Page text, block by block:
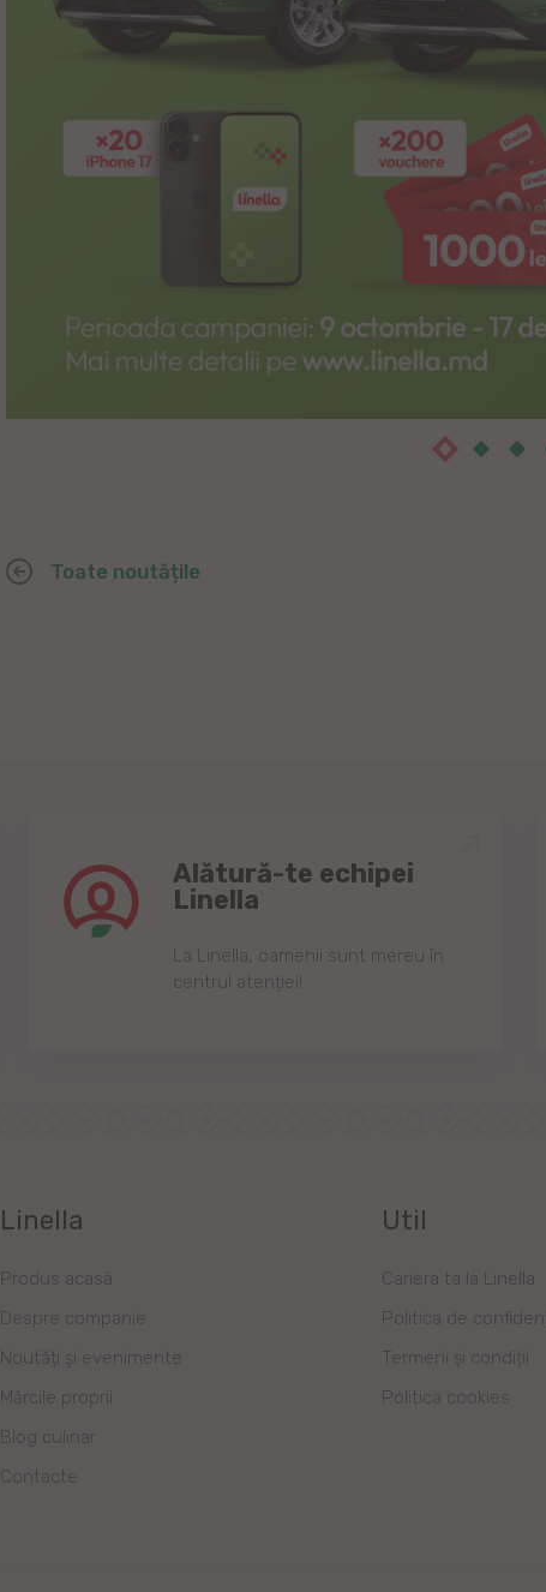
Toate noutățile
Alătură-te echipei
Linella
Lа Linellа, oаmenii sunt mereu în
centrul аtenției!
Linella
Produs acasă
Despre companie
Noutăți și evenimente
Mărcile proprii
Blog culinar
Contacte
Util
Cariera ta la Linella
Politica de
Termeni și condiții
Politica cookies